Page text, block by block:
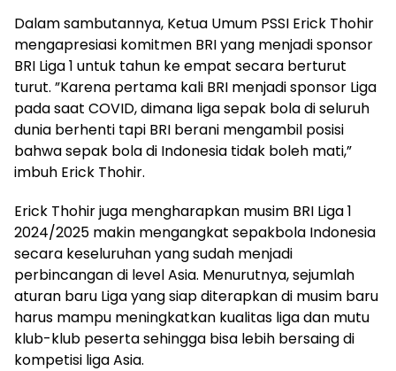
Dalam sambutannya, Ketua Umum PSSI Erick Thohir
mengapresiasi komitmen BRI yang menjadi sponsor
BRI Liga 1 untuk tahun ke empat secara berturut
turut. ”Karena pertama kali BRI menjadi sponsor Liga
pada saat COVID, dimana liga sepak bola di seluruh
dunia berhenti tapi BRI berani mengambil posisi
bahwa sepak bola di Indonesia tidak boleh mati,”
imbuh Erick Thohir.
Erick Thohir juga mengharapkan musim BRI Liga 1
2024/2025 makin mengangkat sepakbola Indonesia
secara keseluruhan yang sudah menjadi
perbincangan di level Asia. Menurutnya, sejumlah
aturan baru Liga yang siap diterapkan di musim baru
harus mampu meningkatkan kualitas liga dan mutu
klub-klub peserta sehingga bisa lebih bersaing di
kompetisi liga Asia.